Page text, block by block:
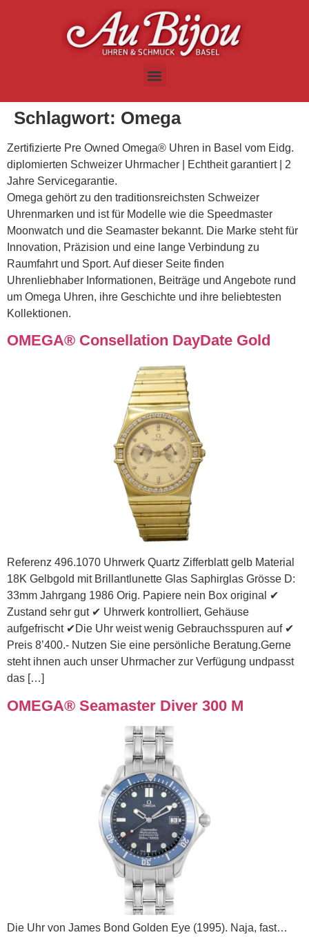
Schlagwort: Omega
Zertifizierte Pre Owned Omega® Uhren in Basel vom Eidg.
diplomierten Schweizer Uhrmacher | Echtheit garantiert | 2
Jahre Servicegarantie.
Omega gehört zu den traditionsreichsten Schweizer
Uhrenmarken und ist für Modelle wie die Speedmaster
Moonwatch und die Seamaster bekannt. Die Marke steht für
Innovation, Präzision und eine lange Verbindung zu
Raumfahrt und Sport. Auf dieser Seite finden
Uhrenliebhaber Informationen, Beiträge und Angebote rund
um Omega Uhren, ihre Geschichte und ihre beliebtesten
Kollektionen.
OMEGA® Consellation DayDate Gold
Referenz 496.1070 Uhrwerk Quartz Zifferblatt gelb Material
18K Gelbgold mit Brillantlunette Glas Saphirglas Grösse D:
33mm Jahrgang 1986 Orig. Papiere nein Box original ✔
Zustand sehr gut ✔ Uhrwerk kontrolliert, Gehäuse
aufgefrischt ✔Die Uhr weist wenig Gebrauchsspuren auf ✔
Preis 8’400.- Nutzen Sie eine persönliche Beratung.Gerne
steht ihnen auch unser Uhrmacher zur Verfügung undpasst
das […]
OMEGA® Seamaster Diver 300 M
Die Uhr von James Bond Golden Eye (1995). Naja, fast…